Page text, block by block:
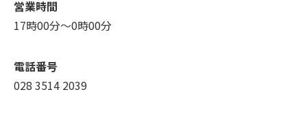
営業時間
17時00分～0時00分
電話番号
028 3514 2039